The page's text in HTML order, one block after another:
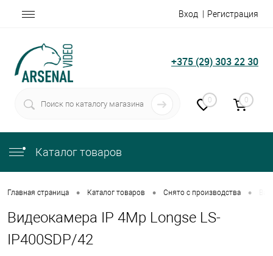
Вход Регистрация
+375 (29) 303 22 30
0 0
Каталог товаров
Главная страница • Каталог товаров • Снято с производства •
Видеокамера IP 4Mp Longse LS-
IP400SDP/42